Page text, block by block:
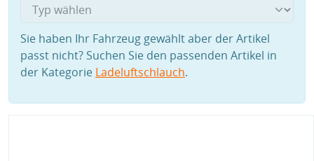
Sie haben Ihr Fahrzeug gewählt aber der Artikel
passt nicht? Suchen Sie den passenden Artikel in
der Kategorie Ladeluftschlauch.